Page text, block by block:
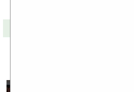
Ноутбуки
M14x и